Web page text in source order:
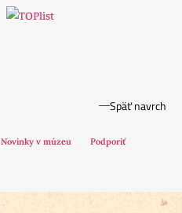
Späť navrch
Novinky v múzeu Podporiť